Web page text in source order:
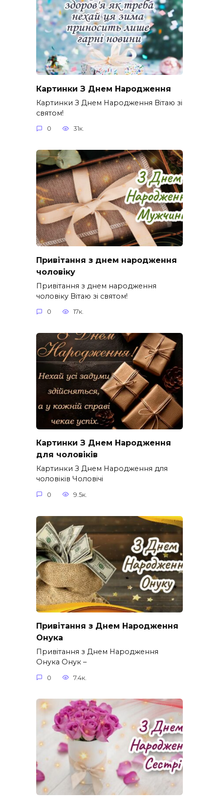
Картинки З Днем Народження
Картинки З Днем Народження Вітаю зі
святом!
0 31к.
Привітання з днем народження
чоловіку
Привітання з днем народження
чоловіку Вітаю зі святом!
0 17к.
Картинки З Днем Народження
для чоловіків​
Картинки З Днем Народження для
чоловіків​ Чоловічі
0 9.5к.
Привітання з Днем Народження
Онука
Привітання з Днем Народження
Онука Онук –
0 7.4к.